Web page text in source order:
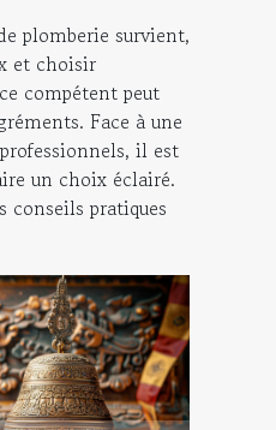
plomberie survient,
et choisir
compétent peut
Face à une
il est
un choix éclairé.
conseils pratiques